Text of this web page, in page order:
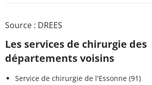
Source : DREES
Les services de chirurgie des
départements voisins
Service de chirurgie de l'Essonne (91)